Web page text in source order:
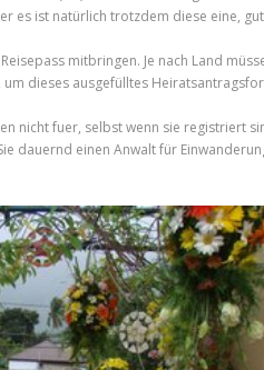
ist natürlich trotzdem diese eine,
mitbringen. Je nach Land
dieses ausgefülltes
nicht fuer, selbst wenn sie registriert
dauernd einen Anwalt für